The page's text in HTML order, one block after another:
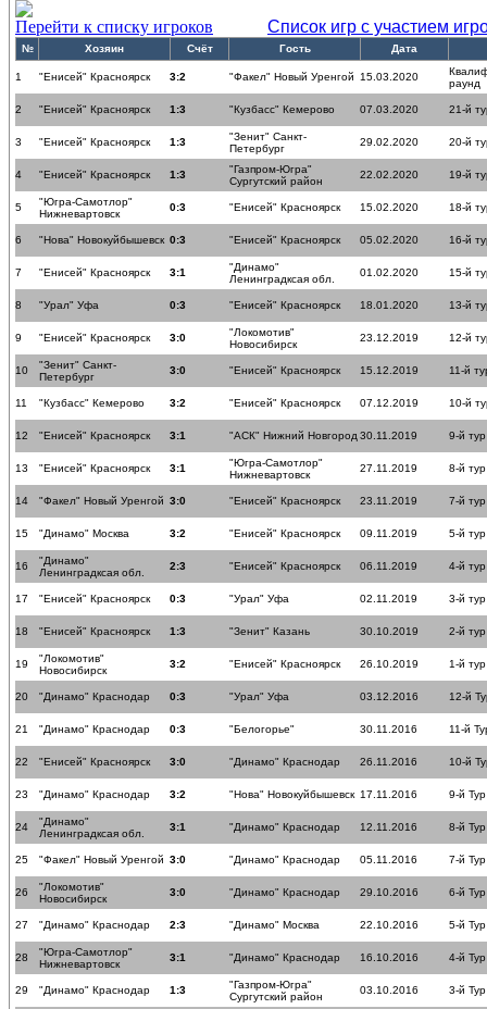
Перейти к списку игроков
Список игр с участием
№ Хозяин Счёт Гость Дата
1 "Енисей" Красноярск 3:2 "Факел" Новый Уренгой 15.03.2020
раунд
2 "Енисей" Красноярск 1:3 "Кузбасс" Кемерово 07.03.2020 21-й
3 "Енисей" Красноярск 1:3
"Зенит" Санкт-
Петербург
29.02.2020 20-й
4 "Енисей" Красноярск 1:3
"Газпром-Югра"
Сургутский район
22.02.2020 19-й
5
"Югра-Самотлор"
Нижневартовск
0:3 "Енисей" Красноярск 15.02.2020 18-й
6 "Нова" Новокуйбышевск 0:3 "Енисей" Красноярск 05.02.2020 16-й
7 "Енисей" Красноярск 3:1
"Динамо"
Ленинградксая обл.
01.02.2020 15-й
8 "Урал" Уфа 0:3 "Енисей" Красноярск 18.01.2020 13-й
9 "Енисей" Красноярск 3:0
"Локомотив"
Новосибирск
23.12.2019 12-й
10
"Зенит" Санкт-
Петербург
3:0 "Енисей" Красноярск 15.12.2019 11-й
11 "Кузбасс" Кемерово 3:2 "Енисей" Красноярск 07.12.2019 10-й
12 "Енисей" Красноярск 3:1 "АСК" Нижний Новгород 30.11.2019 9-й тур
13 "Енисей" Красноярск 3:1
"Югра-Самотлор"
Нижневартовск
27.11.2019 8-й тур
14 "Факел" Новый Уренгой 3:0 "Енисей" Красноярск 23.11.2019 7-й тур
15 "Динамо" Москва 3:2 "Енисей" Красноярск 09.11.2019 5-й тур
16
"Динамо"
Ленинградксая обл.
2:3 "Енисей" Красноярск 06.11.2019 4-й тур
17 "Енисей" Красноярск 0:3 "Урал" Уфа 02.11.2019 3-й тур
18 "Енисей" Красноярск 1:3 "Зенит" Казань 30.10.2019 2-й тур
19
"Локомотив"
Новосибирск
3:2 "Енисей" Красноярск 26.10.2019 1-й тур
20 "Динамо" Краснодар 0:3 "Урал" Уфа 03.12.2016 12-й
21 "Динамо" Краснодар 0:3 "Белогорье" 30.11.2016 11-й
22 "Енисей" Красноярск 3:0 "Динамо" Краснодар 26.11.2016 10-й
23 "Динамо" Краснодар 3:2 "Нова" Новокуйбышевск 17.11.2016 9-й Тур
24
"Динамо"
Ленинградксая обл.
3:1 "Динамо" Краснодар 12.11.2016 8-й Тур
25 "Факел" Новый Уренгой 3:0 "Динамо" Краснодар 05.11.2016 7-й Тур
26
"Локомотив"
Новосибирск
3:0 "Динамо" Краснодар 29.10.2016 6-й Тур
27 "Динамо" Краснодар 2:3 "Динамо" Москва 22.10.2016 5-й Тур
28
"Югра-Самотлор"
Нижневартовск
3:1 "Динамо" Краснодар 16.10.2016 4-й Тур
29 "Динамо" Краснодар 1:3
"Газпром-Югра"
Сургутский район
03.10.2016 3-й Тур